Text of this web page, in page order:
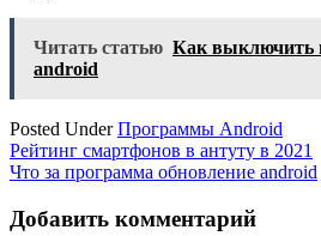
Читать статью Как выключить
android
Posted UnderПрограммы Android
Навигация
по
записям
Рейтинг смартфонов в антуту в 2021
Что за программа обновление android
Добавить комментарий